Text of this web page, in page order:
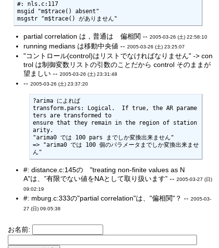
#: nls.c:117
msgid "m$trace() absent"
msgstr "m$trace() がありません"
partial correlation は，普通は 偏相関 --2005-03-26 (土) 22:58:10
running medians は移動中央値 --2005-03-26 (土) 23:25:07
"コントロール(control)はリストでなければなりません" -> con
trol は制御変数リストの引数のことだから control そのままが
望ましい --2005-03-26 (土) 23:31:48
--2005-03-26 (土) 23:37:20
?arima によれば
transform.pars: Logical.  If true, the AR parame
ters are transformed to
ensure that they remain in the region of station
arity.
"arima0 では 100 pars までしか変換出来ません"
=> "arima0 では 100 個のパラメータまでしか変換出来ませ
ん"
#: distance.c:145の "treating non-finite values as N
A"は、”有限でない値をNAとして取り扱います” --2005-03-27 (日)
09:02:19
#: mburg.c:333の"partial correlation"は、"偏相関"？ --2005-03-
27 (日) 09:05:38
お名前: